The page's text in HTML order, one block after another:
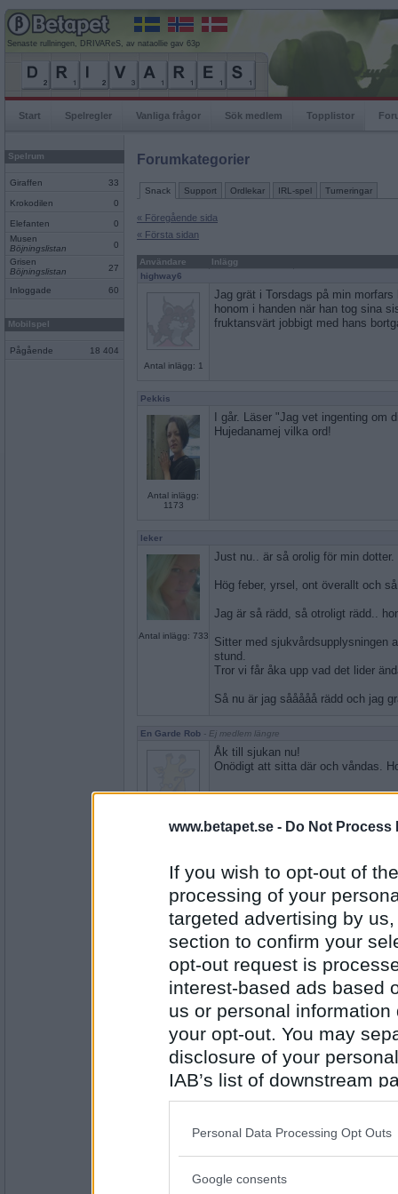
www.betapet.se - Do Not Process
If you wish to opt-out of
processing of your
targeted advertising by
section to confirm your
opt-out request is
interest-based ads based
us or personal
your opt-out. You may
disclosure of your
IAB’s list of downstream
also be disclosed by us
Downstream Participants
Please note that this
Personal Data Processing Opt Outs
Google consents
Senaste rullningen, DRIVAReS, av nataollie gav 63p
Start Spelregler Vanliga frågor Sök medlem Topplistor
Spelrum
Giraffen 33
Krokodilen 0
Elefanten
0
Musen
Böjningslistan
0
Grisen
Böjningslistan
27
Inloggade 60
Mobilspel
Pågående 18 404
Forumkategorier
Snack Support Ordlekar IRL-spel Turneringar
« Föregående sida
« Första sidan
Användare
Inlägg
highway6
Antal inlägg: 1
Jag grät i Torsdags på min
honom i handen när han tog sina
fruktansvärt jobbigt med hans
Pekkis
Antal inlägg:
1173
I går. Läser "Jag vet ingenting om
Hujedanamej vilka ord!
leker
Antal inlägg: 733
Just nu.. är så orolig för min
Hög feber, yrsel, ont överallt och
Jag är så rädd, så otroligt rädd..
Sitter med sjukvårdsupplysningen
stund.
Tror vi får åka upp vad det lider
Så nu är jag sååååå rädd och jag
En Garde Rob - Ej medlem längre
Antal inlägg: 292
Åk till sjukan nu!
Onödigt att sitta där och våndas.
Antal inlägg: 229
Är det inte i väntrummet på
svininfluensa? Låter livsfarligt!
Antal inlägg: 733
tack till er :) men jag åker dit om
Hon har ju det redan mora xella,
smitta andra..
Ledsen blir man dock när ens barn
Sist jag grät var i söndags när jag